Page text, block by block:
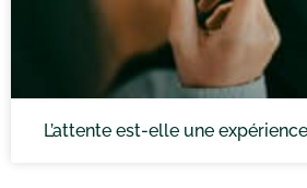
L’attente est-elle une